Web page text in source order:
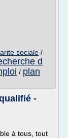
sociale /
d
/ plan
-
à tous, tout